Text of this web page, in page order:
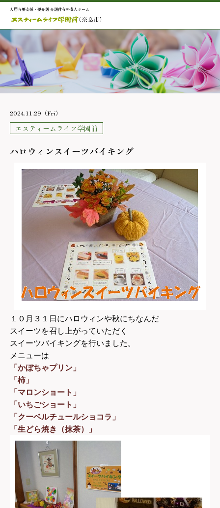
入居時要支援・要介護 介護付有料老人ホーム
2024.11.29（Fri）
エスティームライフ学園前
ハロウィンスイーツバイキング
１０月３１日にハロウィンや秋にちなんだ
スイーツを召し上がっていただく
スイーツバイキングを行いました。
メニューは
「かぼちゃプリン」
「柿」
「マロンショート」
「いちごショート」
「クーベルチュールショコラ」
「生どら焼き（抹茶）」